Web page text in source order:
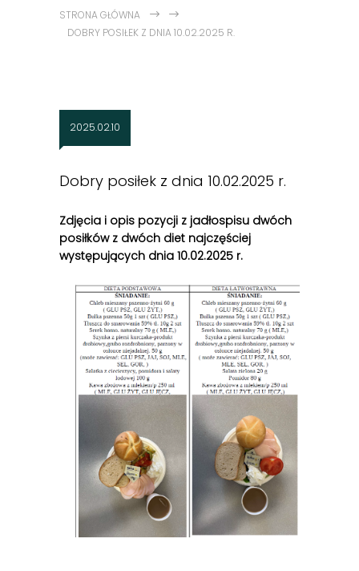
STRONA GŁÓWNA
DOBRY POSIŁEK Z DNIA 10.02.2025 R.
2025.02.10
Dobry posiłek z dnia 10.02.2025 r.
Zdjęcia i opis pozycji z jadłospisu dwóch
posiłków z dwóch diet najczęściej
występujących dnia 10.02.2025 r.